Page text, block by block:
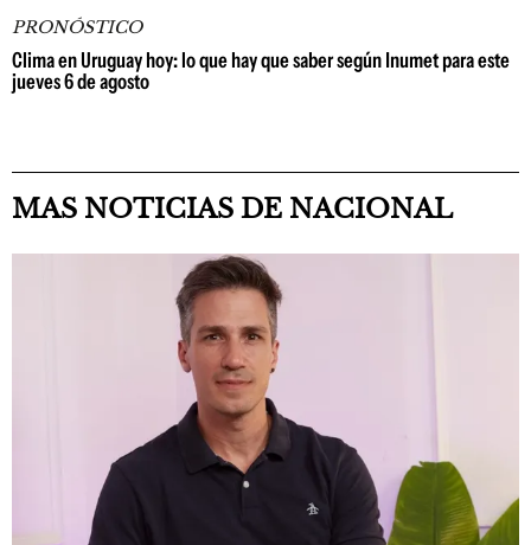
PRONÓSTICO
Clima en Uruguay hoy: lo que hay que saber según Inumet para este
jueves 6 de agosto
MAS NOTICIAS DE NACIONAL